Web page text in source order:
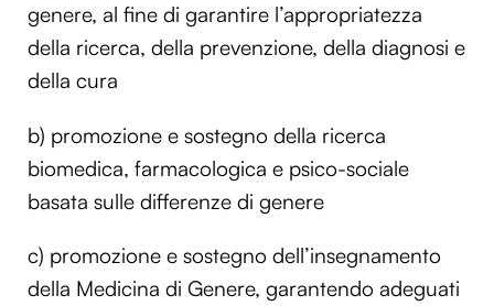
genere, al fine di garantire l’appropriatezza
della ricerca, della prevenzione, della diagnosi e
della cura
b) promozione e sostegno della ricerca
biomedica, farmacologica e psico-sociale
basata sulle differenze di genere
c) promozione e sostegno dell’insegnamento
della Medicina di Genere, garantendo adeguati